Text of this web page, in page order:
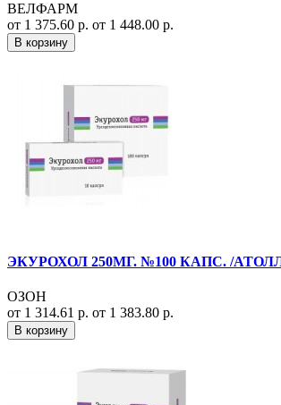
ВЕЛФАРМ
от 1 375.60 р. от 1 448.00 р.
В корзину
ЭКУРОХОЛ 250МГ. №100 КАПС. /
ОЗОН
от 1 314.61 р. от 1 383.80 р.
В корзину